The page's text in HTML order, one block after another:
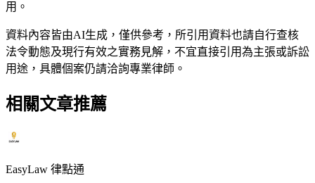
用。
資料內容皆由AI生成，僅供參考，所引用資料也請自行查核
法令動態及現行有效之實務見解，不宜直接引用為主張或訴訟
用途，具體個案仍請洽詢專業律師。
相關文章推薦
EasyLaw 律點通